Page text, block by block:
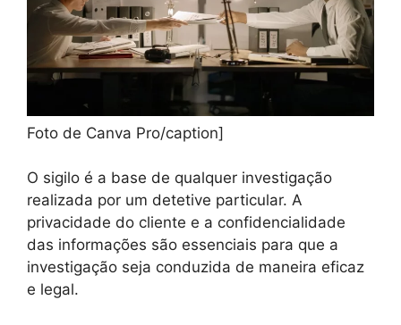
Foto de Canva Pro/caption]
O sigilo é a base de qualquer investigação
realizada por um detetive particular. A
privacidade do cliente e a confidencialidade
das informações são essenciais para que a
investigação seja conduzida de maneira eficaz
e legal.